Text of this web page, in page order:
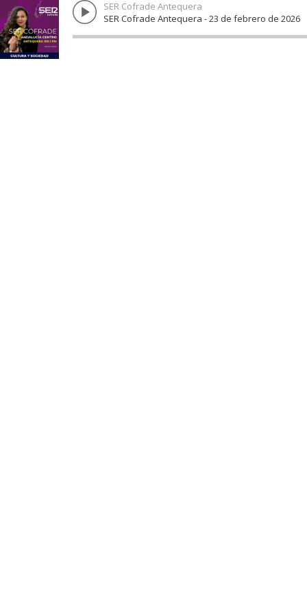
SER Cofrade Antequera
SER Cofrade Antequera - 23 de febrero de 2026